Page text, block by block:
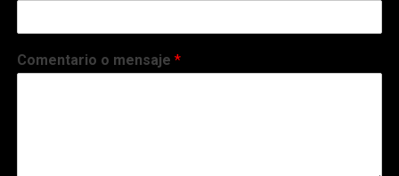
Comentario o mensaje*